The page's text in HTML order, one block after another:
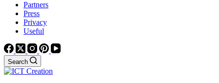
Partners
Press
Privacy
Useful
Search